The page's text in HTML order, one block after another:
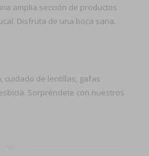
amplia sección de productos
Disfruta de una boca sana.
cuidado de lentillas, gafas
Sorpréndete con nuestros